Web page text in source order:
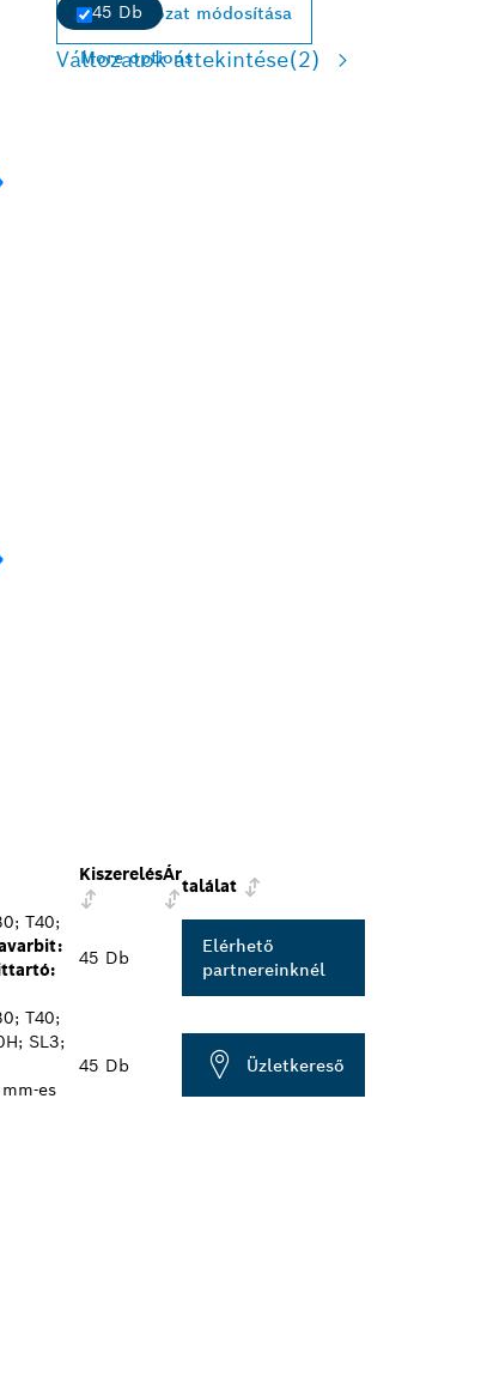
45 Db
More options
Változat módosítása
Változatok áttekintése(2)
KiszerelésÁr
találat
T40;
45 Db
Elérhető
partnereinknél
T40;
SL3;
es
45 Db Üzletkereső